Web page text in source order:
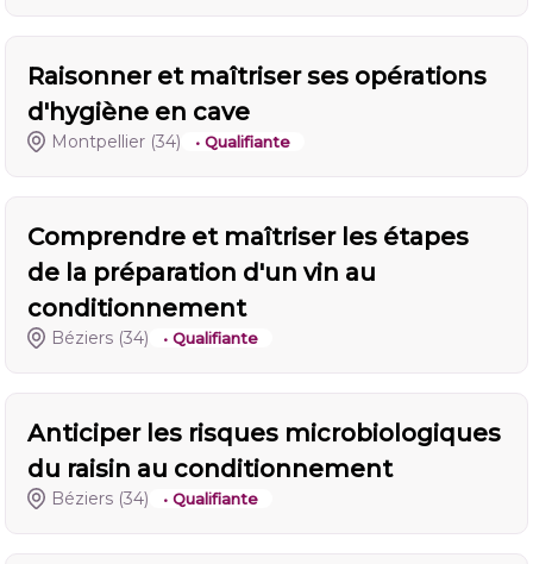
Raisonner et maîtriser ses opérations
d'hygiène en cave
Montpellier (34) • Qualifiante
Comprendre et maîtriser les étapes
de la préparation d'un vin au
conditionnement
Béziers (34) • Qualifiante
Anticiper les risques microbiologiques
du raisin au conditionnement
Béziers (34) • Qualifiante